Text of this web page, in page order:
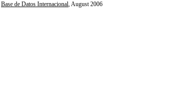
Base de Datos Internacional, August 2006